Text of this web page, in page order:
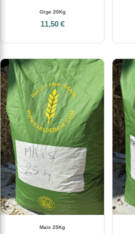
Orge 20Kg
11,50 €
Maïs 25Kg